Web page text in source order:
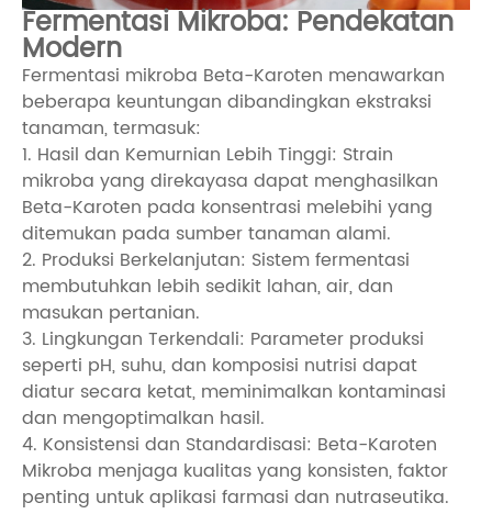
Fermentasi Mikroba: Pendekatan
Modern
Fermentasi mikroba Beta-Karoten menawarkan
beberapa keuntungan dibandingkan ekstraksi
tanaman, termasuk:
1. Hasil dan Kemurnian Lebih Tinggi: Strain
mikroba yang direkayasa dapat menghasilkan
Beta-Karoten pada konsentrasi melebihi yang
ditemukan pada sumber tanaman alami.
2. Produksi Berkelanjutan: Sistem fermentasi
membutuhkan lebih sedikit lahan, air, dan
masukan pertanian.
3. Lingkungan Terkendali: Parameter produksi
seperti pH, suhu, dan komposisi nutrisi dapat
diatur secara ketat, meminimalkan kontaminasi
dan mengoptimalkan hasil.
4. Konsistensi dan Standardisasi: Beta-Karoten
Mikroba menjaga kualitas yang konsisten, faktor
penting untuk aplikasi farmasi dan nutraseutika.